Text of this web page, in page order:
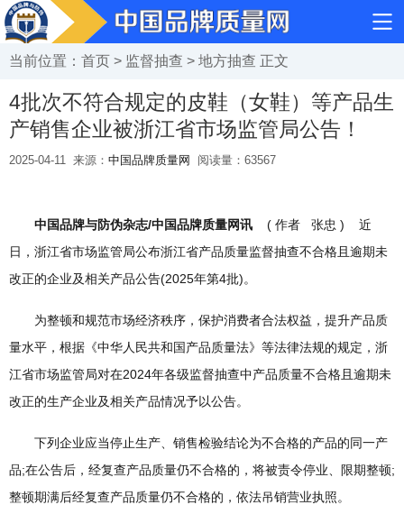
当前位置： 首页 > 监督抽查 > 地方抽查 正文
4批次不符合规定的皮鞋（女鞋）等产品生
产销售企业被浙江省市场监管局公告！
2025-04-11 来源： 中国品牌质量网 阅读量： 63567
中国品牌与防伪杂志/中国品牌质量网讯
( 作者 张忠 ) 近
日，浙江省市场监管局公布浙江省产品质量监督抽查不合格且逾期未
改正的企业及相关产品公告(2025年第4批)。
为整顿和规范市场经济秩序，保护消费者合法权益，提升产品质
量水平，根据《中华人民共和国产品质量法》等法律法规的规定，浙
江省市场监管局对在2024年各级监督抽查中产品质量不合格且逾期未
改正的生产企业及相关产品情况予以公告。
下列企业应当停止生产、销售检验结论为不合格的产品的同一产
品;在公告后，经复查产品质量仍不合格的，将被责令停业、限期整顿;
整顿期满后经复查产品质量仍不合格的，依法吊销营业执照。